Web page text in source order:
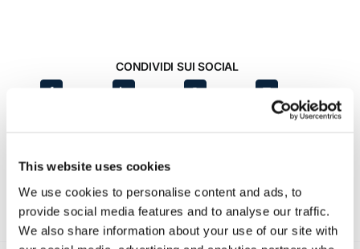
This website uses cookies
We use cookies to personalise content and ads, to
provide social media features and to analyse our traffic.
We also share information about your use of our site with
CONDIVIDI SUI SOCIAL